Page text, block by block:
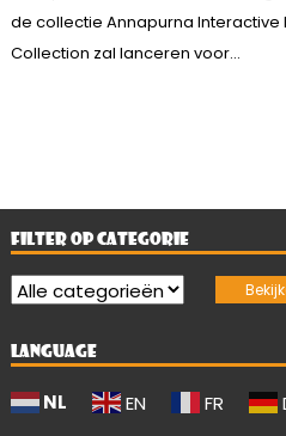
de collectie Annapurna Interactive
Collection zal lanceren voor...
FILTER OP CATEGORIE
LANGUAGE
NL EN FR